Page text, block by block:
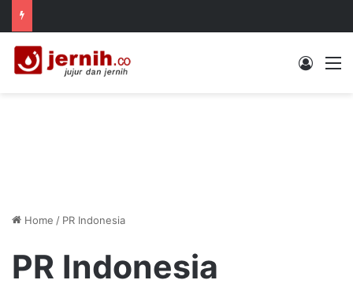
Log In
Home / PR Indonesia
PR Indonesia